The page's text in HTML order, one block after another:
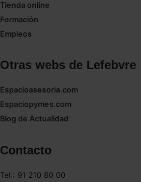
Tienda online
Formación
Empleos
Otras webs de Lefebvre
Espacioasesoria.com
Espaciopymes.com
Blog de Actualidad
Contacto
Tel.: 91 210 80 00